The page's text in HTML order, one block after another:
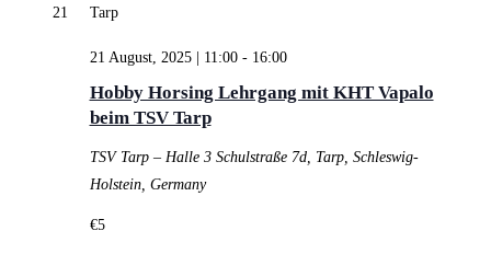
21
Hobby Horsing Lehrgang mit KHT Vapalo
beim TSV Tarp
21 August, 2025 | 11:00- 16:00
TSV Tarp – Halle 3 Schulstraße 7d, Tarp, Schleswig-
Holstein, Germany
€5